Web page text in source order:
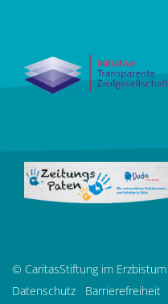
© CaritasStiftung im
Datenschutz
Barrierefreiheit